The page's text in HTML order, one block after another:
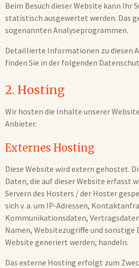
Beim Besuch dieser Website kann Ihr
statistisch ausgewertet werden. Das
sogenannten Analyseprogrammen.
Detaillierte Informationen zu diesen
finden Sie in der folgenden
2. Hosting
Wir hosten die Inhalte unserer
Anbieter:
Externes Hosting
Diese Website wird extern gehostet.
Daten, die auf dieser Website erfasst
Servern des Hosters / der Hoster
sich v. a. um IP-Adressen,
Kommunikationsdaten,
Namen, Websitezugriffe und sonstige
Website generiert werden, handeln.
Das externe Hosting erfolgt zum